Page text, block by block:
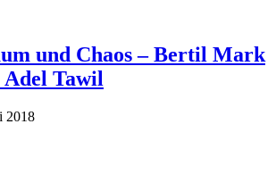
und Chaos – Bertil Mark
Tawil
2018